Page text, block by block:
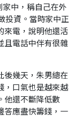
中，稱自己在外
投資。當時家中正
來電，說明他還活
且電話中伴有很雜
後幾天，朱男總在
，口氣也是越來越
他還不斷降低數
答應盡快籌錢，一